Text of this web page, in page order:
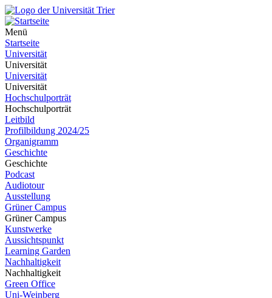
Menü
Startseite
Universität
Universität
Universität
Universität
Hochschulporträt
Hochschulporträt
Leitbild
Profilbildung 2024/25
Organigramm
Geschichte
Geschichte
Podcast
Audiotour
Ausstellung
Grüner Campus
Grüner Campus
Kunstwerke
Aussichtspunkt
Learning Garden
Nachhaltigkeit
Nachhaltigkeit
Green Office
Uni-Weinberg